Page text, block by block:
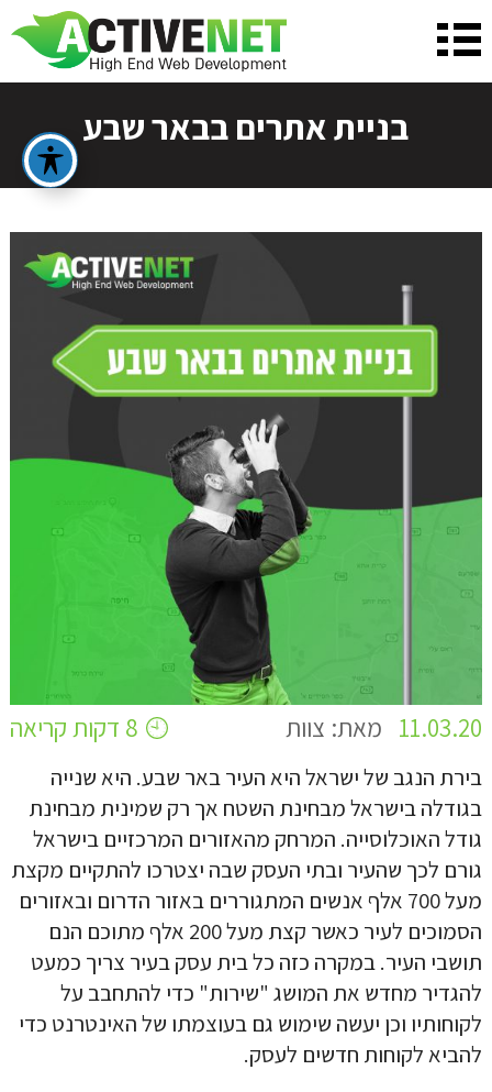
בניית אתרים בבאר שבע
11.03.20 מאת: צוות 8 דקות קריאה
בירת הנגב של ישראל היא העיר באר שבע. היא שנייה
בגודלה בישראל מבחינת השטח אך רק שמינית מבחינת
גודל האוכלוסייה. המרחק מהאזורים המרכזיים בישראל
גורם לכך שהעיר ובתי העסק שבה יצטרכו להתקיים מקצת
מעל 700 אלף אנשים המתגוררים באזור הדרום ובאזורים
הסמוכים לעיר כאשר קצת מעל 200 אלף מתוכם הנם
תושבי העיר. במקרה כזה כל בית עסק בעיר צריך כמעט
להגדיר מחדש את המושג "שירות" כדי להתחבב על
לקוחותיו וכן יעשה שימוש גם בעוצמתו של האינטרנט כדי
להביא לקוחות חדשים לעסק.
על מנת שנכין את ההצעה המתאימה ביותר
לפני שאנחנו יוצרים איתך קשר טלפוני בנוגע לבניית
האתר הבא שלך, נשמח לקבל ממך כמה פרטים נוספים
שיעזרו לנו להבין את הצרכים שלך!